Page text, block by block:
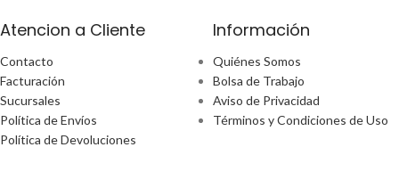
Atencion a Cliente
Contacto
Facturación
Sucursales
Política de Envíos
Política de Devoluciones
Información
Quiénes Somos
Bolsa de Trabajo
Aviso de Privacidad
Términos y Condiciones de Uso